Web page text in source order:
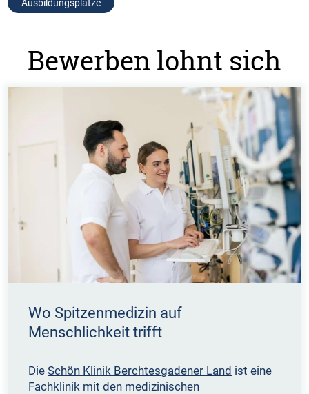
Ausbildungsplätze
Bewerben lohnt sich
Wo Spitzenmedizin auf
Menschlichkeit trifft
DieSchön Klinik Berchtesgadener Land ist eine
Fachklinik mit den medizinischen